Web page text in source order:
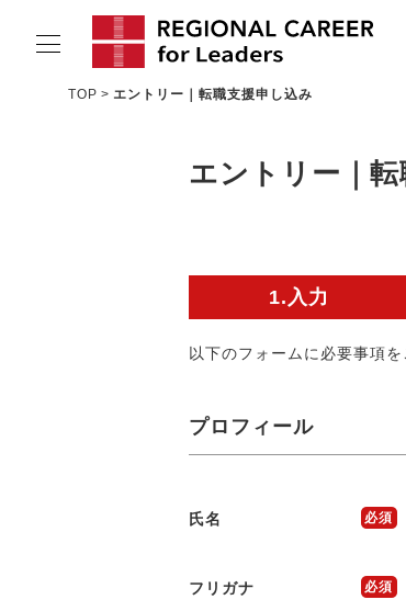
今すぐ転職をお考えの方
TOP エントリー｜転職支援申し込み
エントリー｜
1.入力
以下のフォームに必要事項を
プロフィール
氏名 必須
フリガナ 必須